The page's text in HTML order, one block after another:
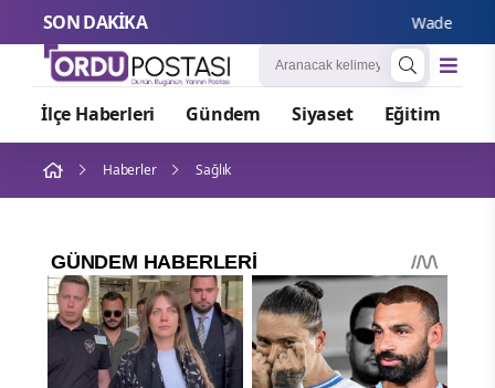
SON DAKİKA
İlçe Haberleri Gündem Siyaset Eğitim
Haberler Sağlık